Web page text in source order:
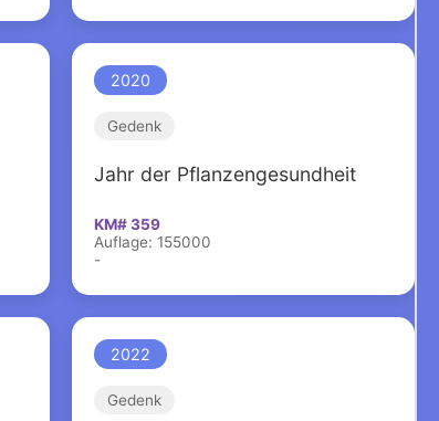
2020
Gedenk
Jahr der Pflanzengesundheit
KM# 359
Auflage: 155000
-
2022
Gedenk